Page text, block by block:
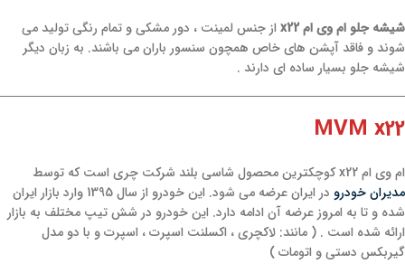
شیشه جلو ام وی ام x22
از جنس لمینت ، دور مشکی و تمام رنگی تولید می
شوند و فاقد آپشن های خاص همچون سنسور باران می باشند. به زبان دیگر
شیشه جلو بسیار ساده ای دارند .
MVM x22
ام وی ام x22 کوچکترین محصول شاسی بلند شرکت چری است که توسط
مدیران خودرو
در ایران عرضه می شود. این خودرو از سال 1395 وارد بازار ایران
شده و تا به امروز عرضه آن ادامه دارد. این خودرو در شش تیپ مختلف به بازار
ارائه شده است . ( مانند: لاکچری ، اکسلنت اسپرت ، اسپرت و با دو مدل
گیربکس دستی و اتومات )